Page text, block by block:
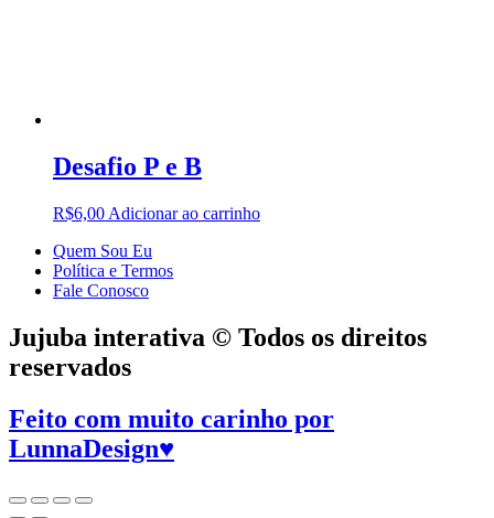
Desafio P e B
R$6,00 Adicionar ao carrinho
Quem Sou Eu
Política e Termos
Fale Conosco
Jujuba interativa © Todos os direitos
reservados
Feito com muito carinho por
LunnaDesign♥